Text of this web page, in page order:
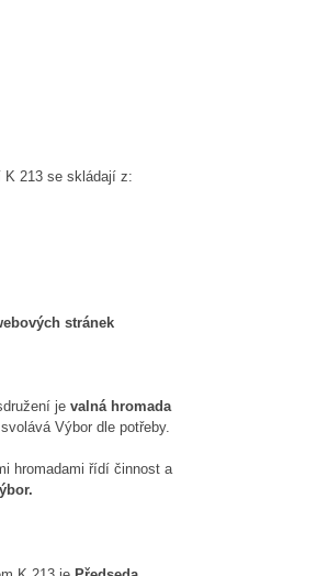
K 213 se skládají z:
stránek
je valná hromada
Výbor dle potřeby.
hromadami řídí činnost a